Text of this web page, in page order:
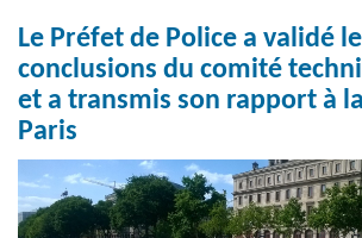
Le Préfet de Police a validé
conclusions du comité
et a transmis son rapport à
Paris